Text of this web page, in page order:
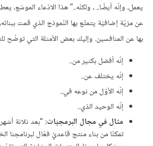
يعمل، وإنّه أيضًا.. ، ولكنّه..” هذا الادّعاء
عن مزيّة إضافيّة يتمتّع بها النّموذج الذي قمت
بها عن المنافسين. وإليك بعض الأمثلة التي توضّح
إنّه أفضل بكثير من..
إنّه يختلف عن..
إنّه الأوّل من نوعه في..
إنّه الوحيد الذي..
مثال في مجال البرمجيّات:“بعد ثلاثة